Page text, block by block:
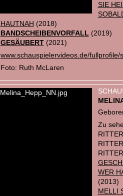
SIE
HAUTNAH (2018)
BANDSCHEIBENVORFALL (2019)
GESÄUBERT(2021)
www.schauspielervideos.de/
Foto: Ruth McLaren
Zu
WER
(2013)
MELLI